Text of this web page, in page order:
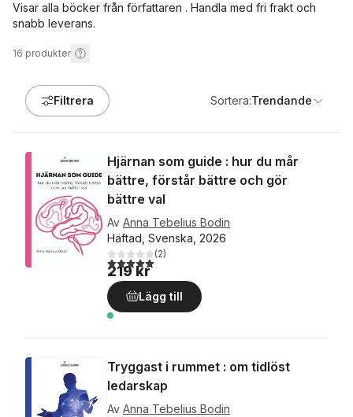
Visar alla böcker från författaren . Handla med fri frakt och
snabb leverans.
16 produkter
Filtrera Sortera:Trendande
Hjärnan som guide : hur du mår
bättre, förstår bättre och gör
bättre val
Av Anna Tebelius Bodin
Häftad, Svenska, 2026
5,0utav 5 stjärnor. Totalt antal röster:
(2)
219 kr
Lägg till
Tryggast i rummet : om tidlöst
ledarskap
Av Anna Tebelius Bodin